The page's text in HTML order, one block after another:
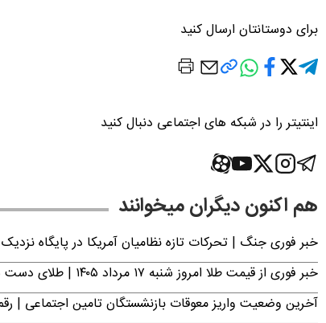
برای دوستانتان ارسال کنید
اینتیتر را در شبکه های اجتماعی دنبال کنید
هم اکنون دیگران میخوانند
خبر فوری جنگ | تحرکات تازه نظامیان آمریکا در پایگاه
خبر فوری از قیمت طلا امروز شنبه ۱۷ مرداد ۱۴۰۵ | طلای دست دوم و آبشده چند؟
آخرین وضعیت واریز معوقات بازنشستگان تامین اجتماعی |